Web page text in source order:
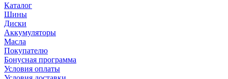
Каталог
Шины
Диски
Аккумуляторы
Масла
Покупателю
Бонусная программа
Условия оплаты